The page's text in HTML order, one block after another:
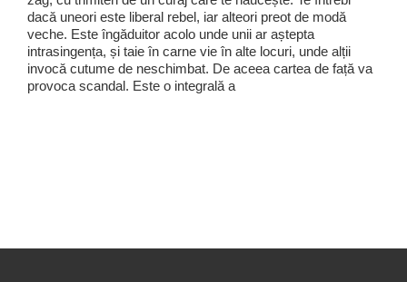
dacă uneori este liberal rebel, iar alteori preot de modă
veche. Este îngăduitor acolo unde unii ar aștepta
intrasingența, și taie în carne vie în alte locuri, unde alții
invocă cutume de neschimbat. De aceea cartea de față va
provoca scandal. Este o integrală a